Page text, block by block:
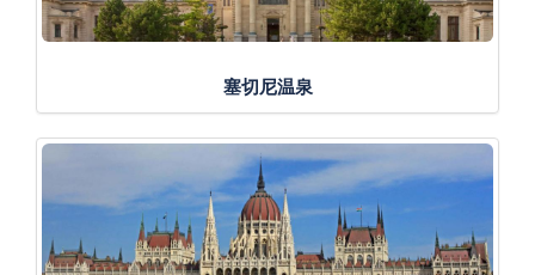
塞切尼温泉